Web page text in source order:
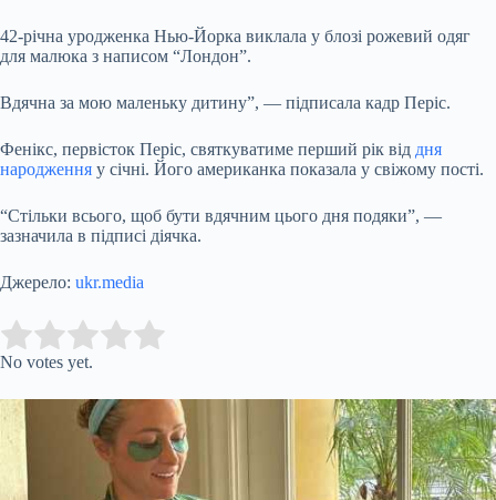
42-річна уродженка Нью-Йорка виклала у блозі рожевий одяг
для малюка з написом “Лондон”.
Вдячна за мою маленьку дитину”, — підписала кадр Періс.
Фенікс, первісток Періс, святкуватиме перший рік від дня
народження у січні. Його американка показала у свіжому пості.
“Стільки всього, щоб бути вдячним цього дня подяки”, —
зазначила в підписі діячка.
Джерело: ukr.media
Rate this item:
No votes yet.